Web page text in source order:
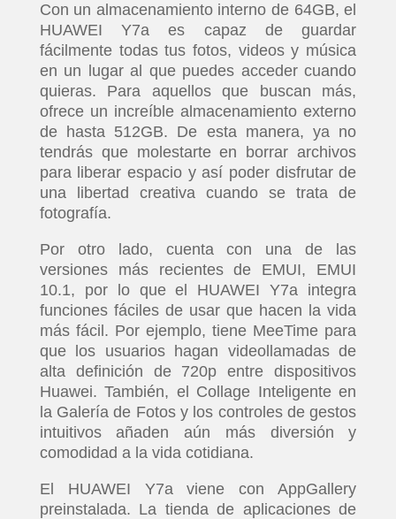
Con un almacenamiento interno de 64GB, el
HUAWEI Y7a es capaz de guardar
fácilmente todas tus fotos, videos y música
en un lugar al que puedes acceder cuando
quieras. Para aquellos que buscan más,
ofrece un increíble almacenamiento externo
de hasta 512GB. De esta manera, ya no
tendrás que molestarte en borrar archivos
para liberar espacio y así poder disfrutar de
una libertad creativa cuando se trata de
fotografía.
Por otro lado, cuenta con una de las
versiones más recientes de EMUI, EMUI
10.1, por lo que el HUAWEI Y7a integra
funciones fáciles de usar que hacen la vida
más fácil. Por ejemplo, tiene MeeTime para
que los usuarios hagan videollamadas de
alta definición de 720p entre dispositivos
Huawei. También, el Collage Inteligente en
la Galería de Fotos y los controles de gestos
intuitivos añaden aún más diversión y
comodidad a la vida cotidiana.
El HUAWEI Y7a viene con AppGallery
preinstalada. La tienda de aplicaciones de